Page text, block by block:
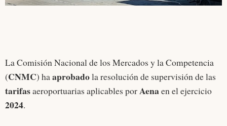
La Comisión Nacional de los Mercados y la Competencia
(CNMC) haaprobadola resolución de supervisión de las
tarifasaeroportuarias aplicables porAenaen el ejercicio
2024.